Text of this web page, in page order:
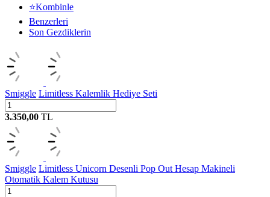
⭐Kombinle
Benzerleri
Son Gezdiklerin
Smiggle Limitless Kalemlik Hediye Seti
3.350,00 TL
Smiggle Limitless Unicorn Desenli Pop Out Hesap Makineli
Otomatik Kalem Kutusu